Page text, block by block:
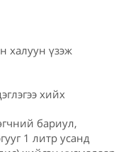
халуун үзэж
хийх
бариул,
1 литр усанд